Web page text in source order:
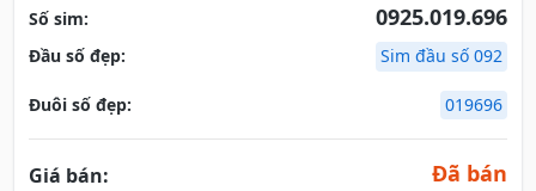
Số sim:
0925.019.696
Đầu số đẹp: Sim đầu số 092
Đuôi số đẹp: 019696
Giá bán: Đã bán